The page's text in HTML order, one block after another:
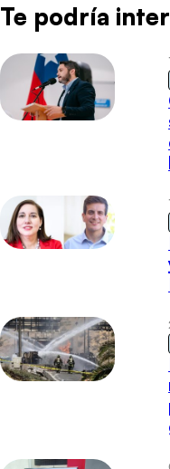
Te podría